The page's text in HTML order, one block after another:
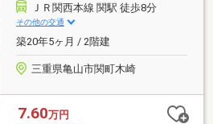
ＪＲ関西本線 関駅 徒歩8分
その他の交通
築20年5ヶ月 / 2階建
三重県亀山市関町木崎
7.60万円